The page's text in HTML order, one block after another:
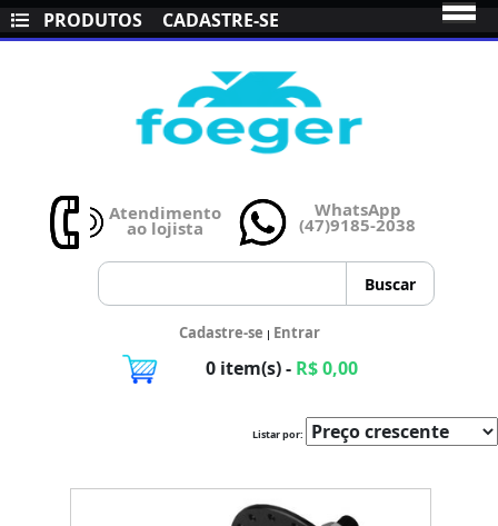
PRODUTOS CADASTRE-SE
Atendimento
ao lojista
WhatsApp
(47)9185-2038
Cadastre-se | Entrar
0 item(s) - R$ 0,00
Listar por: